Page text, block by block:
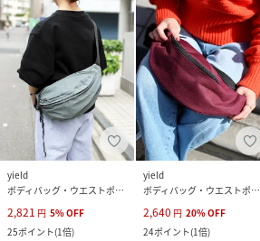
yield
ボディバッグ・ウエストポーチ
2,821 円 5%OFF
25ポイント(1倍)
yield
ボディバッグ・ウエストポーチ
2,640 円 20%OFF
24ポイント(1倍)